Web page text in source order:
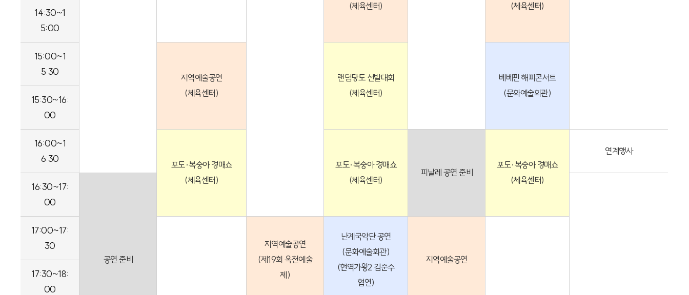
(체육센터)
(체육센터)
14:30~1
5:00
15:00~1
5:30
지역예술공연
(체육센터)
랜덤당도 선발대회
(체육센터)
베베핀 해피콘서트
(문화예술회관)
15:30~16:
00
16:00~1
6:30
포도·복숭아 경매쇼
(체육센터)
포도·복숭아 경매쇼
(체육센터)
피날레 공연 준비
포도·복숭아 경매쇼
(체육센터)
연계행사
16:30~17:
00
공연 준비
17:00~17:
30
지역예술공연
(제19회 옥천예술
제)
난계국악단 공연
(문화예술회관)
(현역가왕2 김준수
협연)
지역예술공연
17:30~18:
00